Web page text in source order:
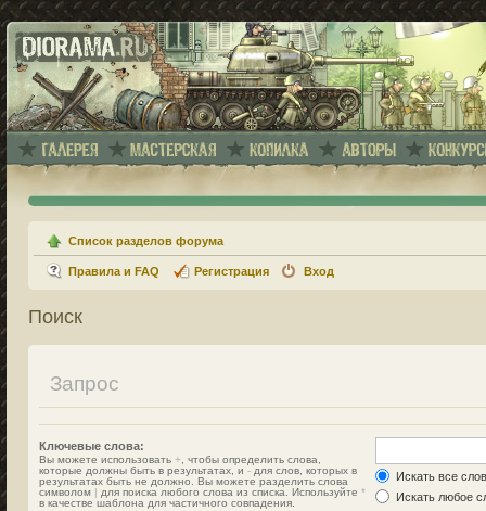
Список разделов форума
Правила и FAQ Регистрация Вход
Поиск
Запрос
Ключевые слова:
Вы можете использовать + , чтобы определить слова,
которые должны быть в результатах, и - для слов, которых в
результатах быть не должно. Вы можете разделить слова
символом | для поиска любого слова из списка. Используйте *
в качестве шаблона для частичного совпадения.
Искать все
Искать любое